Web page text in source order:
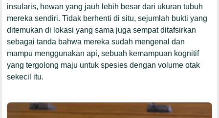
insularis, hewan yang jauh lebih besar dari ukuran tubuh
mereka sendiri. Tidak berhenti di situ, sejumlah bukti yang
ditemukan di lokasi yang sama juga sempat ditafsirkan
sebagai tanda bahwa mereka sudah mengenal dan
mampu menggunakan api, sebuah kemampuan kognitif
yang tergolong maju untuk spesies dengan volume otak
sekecil itu.